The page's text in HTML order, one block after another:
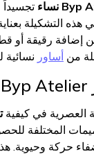
التشكيلة بعناية
إضافة رقيقة أو
من أساور
العصرية في كيفية
المختلفة